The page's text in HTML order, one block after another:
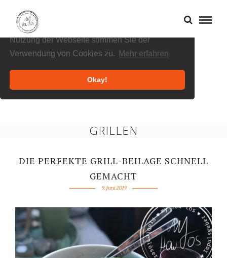
Cookies helfen uns bei der Bereitstellung
unserer Inhalte und Dienste. Durch die weitere
Nutzung der Webseite stimmen Sie der
Verwendung von Cookies zu.
Mehr erfahren
Okay!
GRILLEN
DIE PERFEKTE GRILL-BEILAGE SCHNELL
GEMACHT
9. Juni 2019